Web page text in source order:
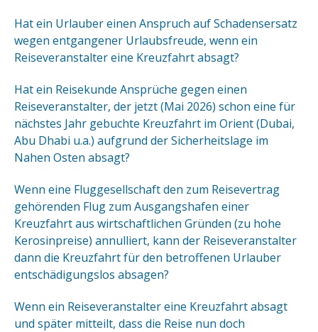
Hat ein Urlauber einen Anspruch auf Schadensersatz
wegen entgangener Urlaubsfreude, wenn ein
Reiseveranstalter eine Kreuzfahrt absagt?
Hat ein Reisekunde Ansprüche gegen einen
Reiseveranstalter, der jetzt (Mai 2026) schon eine für
nächstes Jahr gebuchte Kreuzfahrt im Orient (Dubai,
Abu Dhabi u.a.) aufgrund der Sicherheitslage im
Nahen Osten absagt?
Wenn eine Fluggesellschaft den zum Reisevertrag
gehörenden Flug zum Ausgangshafen einer
Kreuzfahrt aus wirtschaftlichen Gründen (zu hohe
Kerosinpreise) annulliert, kann der Reiseveranstalter
dann die Kreuzfahrt für den betroffenen Urlauber
entschädigungslos absagen?
Wenn ein Reiseveranstalter eine Kreuzfahrt absagt
und später mitteilt, dass die Reise nun doch